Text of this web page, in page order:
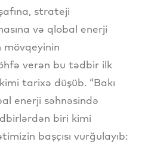
strateji
və qlobal enerji
mövqeyinin
verən bu tədbir ilk
tarixə düşüb. “Bakı
enerji səhnəsində
biri kimi
başçısı vurğulayıb: